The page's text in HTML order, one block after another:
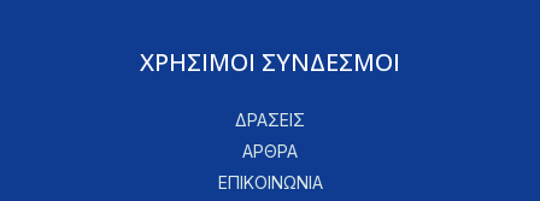
ΧΡΗΣΙΜΟΙ ΣΥΝΔΕΣΜΟΙ
ΔΡΑΣΕΙΣ
ΑΡΘΡΑ
ΕΠΙΚΟΙΝΩΝΙΑ